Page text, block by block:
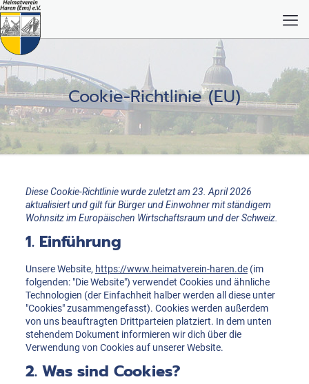
Cookie-Richtlinie (EU)
Diese Cookie-Richtlinie wurde zuletzt am 23. April 2026
aktualisiert und gilt für Bürger und Einwohner mit ständigem
Wohnsitz im Europäischen Wirtschaftsraum und der Schweiz.
1. Einführung
Unsere Website, https://www.heimatverein-haren.de(im
folgenden: "Die Website") verwendet Cookies und ähnliche
Technologien (der Einfachheit halber werden all diese unter
"Cookies" zusammengefasst). Cookies werden außerdem
von uns beauftragten Drittparteien platziert. In dem unten
stehendem Dokument informieren wir dich über die
Verwendung von Cookies auf unserer Website.
2. Was sind Cookies?